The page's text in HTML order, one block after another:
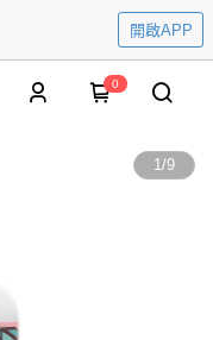
開啟APP
0
1/9